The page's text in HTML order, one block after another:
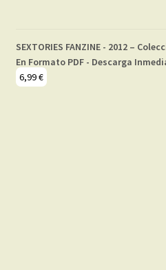
SEXTORIES FANZINE - 2012 –
En Formato PDF - Descarga
6,99€